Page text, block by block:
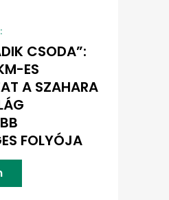
CSODA”:
ES
A SZAHARA
FOLYÓJA